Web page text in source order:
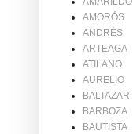
AMORÓS
ANDRÉS
ARTEAGA
ATILANO
AURELIO
BALTAZAR
BARBOZA
BAUTISTA